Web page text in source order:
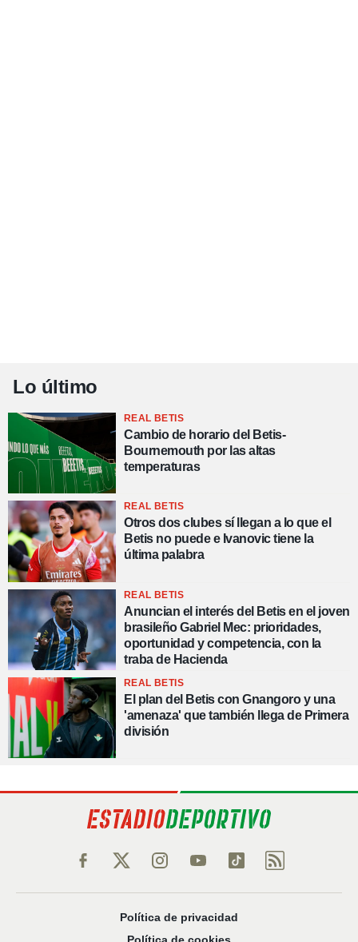
Lo último
REAL BETIS
Cambio de horario del Betis-
Bournemouth por las altas
temperaturas
REAL BETIS
Otros dos clubes sí llegan a lo que el
Betis no puede e Ivanovic tiene la
última palabra
REAL BETIS
Anuncian el interés del Betis en el joven
brasileño Gabriel Mec: prioridades,
oportunidad y competencia, con la
traba de Hacienda
REAL BETIS
El plan del Betis con Gnangoro y una
'amenaza' que también llega de Primera
división
Política de privacidad